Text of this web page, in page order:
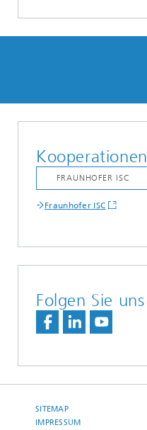
Kooperationen
Fraunhofer ISC
Folgen Sie uns
SITEMAP
IMPRESSUM